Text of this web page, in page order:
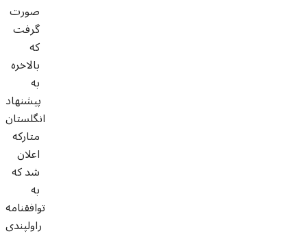
صورت
گرفت
که
بالاخره
به
پیشنهاد
انگلستان
متارکه
اعلان
شد که
به
توافقنامه
راولپندی